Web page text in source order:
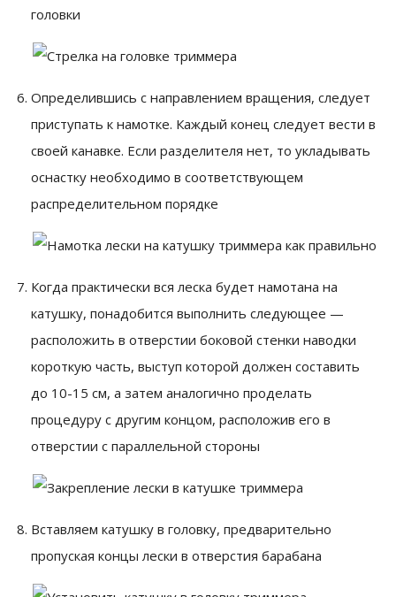
головки
Определившись с направлением вращения, следует
приступать к намотке. Каждый конец следует вести в
своей канавке. Если разделителя нет, то укладывать
оснастку необходимо в соответствующем
распределительном порядке
Когда практически вся леска будет намотана на
катушку, понадобится выполнить следующее —
расположить в отверстии боковой стенки наводки
короткую часть, выступ которой должен составить
до 10-15 см, а затем аналогично проделать
процедуру с другим концом, расположив его в
отверстии с параллельной стороны
Вставляем катушку в головку, предварительно
пропуская концы лески в отверстия барабана